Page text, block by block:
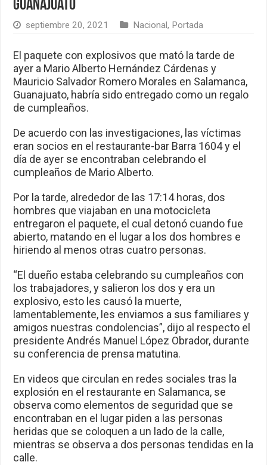
Guanajuato
septiembre 20, 2021 Nacional, Portada
El paquete con explosivos que mató la tarde de
ayer a Mario Alberto Hernández Cárdenas y
Mauricio Salvador Romero Morales en Salamanca,
Guanajuato, habría sido entregado como un regalo
de cumpleaños.
De acuerdo con las investigaciones, las víctimas
eran socios en el restaurante-bar Barra 1604 y el
día de ayer se encontraban celebrando el
cumpleaños de Mario Alberto.
Por la tarde, alrededor de las 17:14 horas, dos
hombres que viajaban en una motocicleta
entregaron el paquete, el cual detonó cuando fue
abierto, matando en el lugar a los dos hombres e
hiriendo al menos otras cuatro personas.
“El dueño estaba celebrando su cumpleaños con
los trabajadores, y salieron los dos y era un
explosivo, esto les causó la muerte,
lamentablemente, les enviamos a sus familiares y
amigos nuestras condolencias”, dijo al respecto el
presidente Andrés Manuel López Obrador, durante
su conferencia de prensa matutina.
En videos que circulan en redes sociales tras la
explosión en el restaurante en Salamanca, se
observa como elementos de seguridad que se
encontraban en el lugar piden a las personas
heridas que se coloquen a un lado de la calle,
mientras se observa a dos personas tendidas en la
calle.